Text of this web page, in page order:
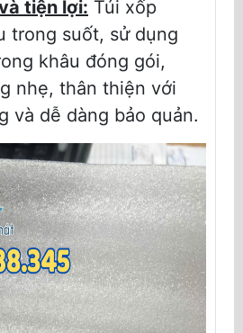
tiện lợi: Túi xốp
trong suốt, sử dụng
khâu đóng gói,
nhẹ, thân thiện với
và dễ dàng bảo quản.